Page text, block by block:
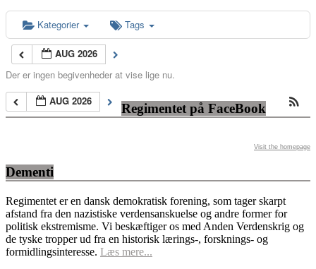
Kategorier Tags
AUG 2026
Der er ingen begivenheder at vise lige nu.
AUG 2026
Regimentet på FaceBook
Visit the homepage
Dementi
Regimentet er en dansk demokratisk forening, som tager skarpt
afstand fra den nazistiske verdensanskuelse og andre former for
politisk ekstremisme. Vi beskæftiger os med Anden Verdenskrig og
de tyske tropper ud fra en historisk lærings-, forsknings- og
formidlingsinteresse. Læs mere...